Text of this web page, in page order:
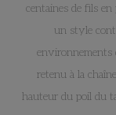
centaines de fils
un style
environnements
retenu à la
hauteur du poil du